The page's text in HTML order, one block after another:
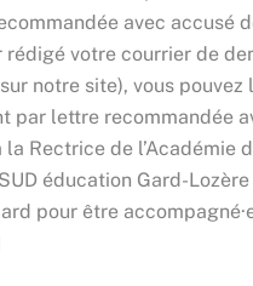
avec accusé
rédigé votre courrier de
notre site), vous pouvez
par lettre recommandée
la Rectrice de l’Académie
éducation Gard-
pour être